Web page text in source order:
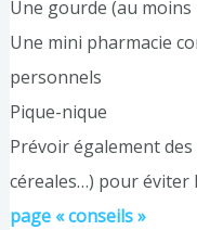
Une gourde (au moins
Une mini pharmacie
personnels
Pique-nique
Prévoir également
céreales…) pour éviter
page « conseils »